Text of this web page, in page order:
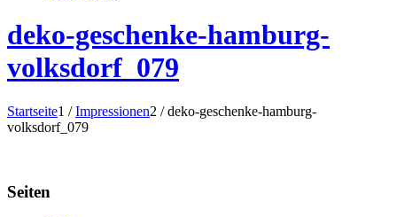
deko-geschenke-hamburg-
volksdorf_079
Startseite1 / Impressionen2 / deko-geschenke-hamburg-
volksdorf_079
Seiten